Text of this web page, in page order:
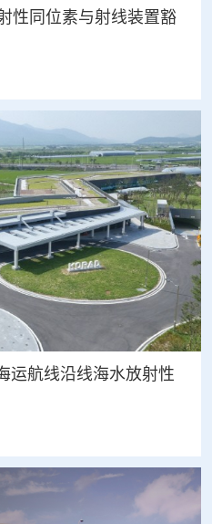
性同位素与射线装置豁
运航线沿线海水放射性